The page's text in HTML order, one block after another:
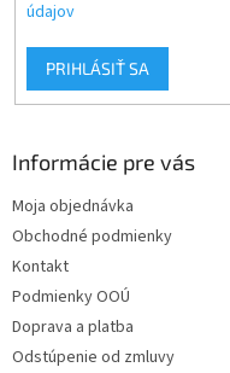
údajov
PRIHLÁSIŤ SA
Informácie pre vás
Moja objednávka
Obchodné podmienky
Kontakt
Podmienky OOÚ
Doprava a platba
Odstúpenie od zmluvy